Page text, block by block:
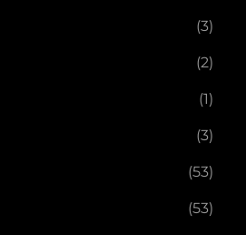
(3)
(2)
(1)
(3)
(53)
(53)